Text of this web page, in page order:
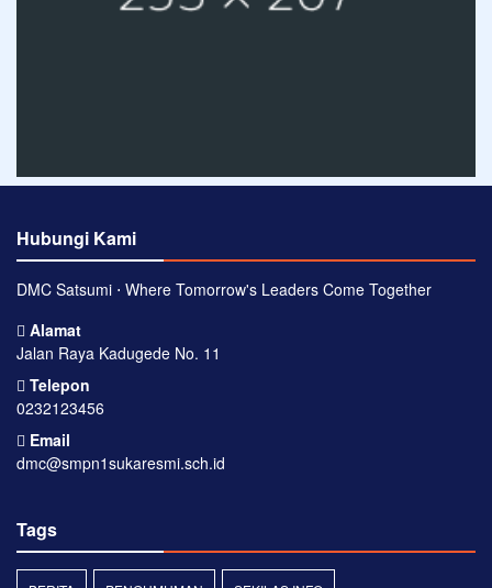
Hubungi Kami
DMC Satsumi ⋅ Where Tomorrow's Leaders Come Together
Alamat
Jalan Raya Kadugede No. 11
Telepon
0232123456
Email
dmc@smpn1sukaresmi.sch.id
Tags